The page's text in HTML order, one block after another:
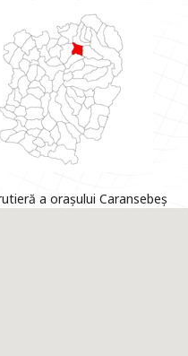
a orașului Caransebeș